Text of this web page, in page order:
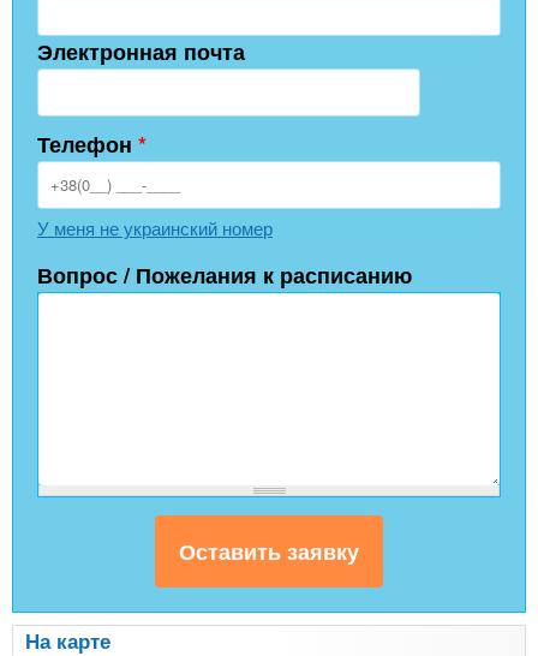
Электронная почта
Телефон *
У меня не украинский номер
Вопрос / Пожелания к расписанию
На карте